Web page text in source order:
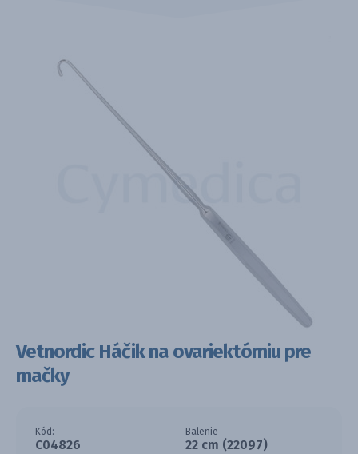
Vetnordic Háčik na ovariektómiu pre
mačky
Kód:
C04826
Balenie
22 cm (22097)